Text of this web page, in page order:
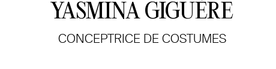
YASMINA GIGUÈRE
CONCEPTRICE DE COSTUMES